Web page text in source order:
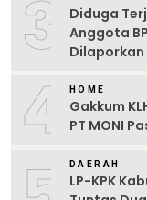
3
Diduga
Anggota
Dilaporkan
4 HOME
Gakkum
PT MONI
DAERAH
LP-KPK